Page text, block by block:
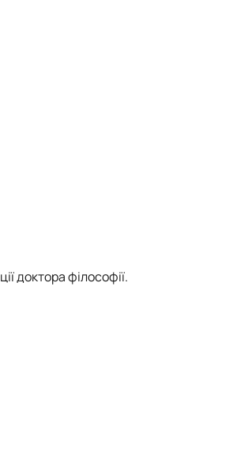
доктора філософії.